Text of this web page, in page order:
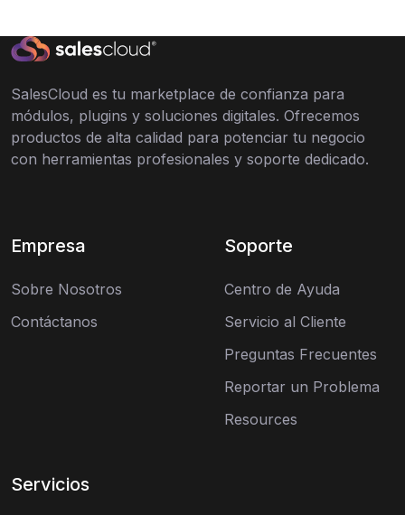
SalesCloud es tu marketplace de confianza para
módulos, plugins y soluciones digitales. Ofrecemos
productos de alta calidad para potenciar tu negocio
con herramientas profesionales y soporte dedicado.
Empresa
Sobre Nosotros
Contáctanos
Soporte
Centro de Ayuda
Servicio al Cliente
Preguntas Frecuentes
Reportar un Problema
Resources
Servicios